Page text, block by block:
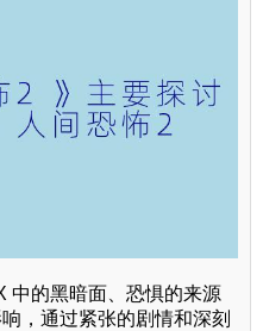
中的黑暗面、恐惧的来源
，通过紧张的剧情和深刻